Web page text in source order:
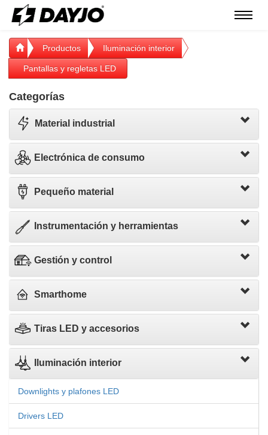
Menú
Productos Iluminación interior
Pantallas y regletas LED
Categorías
Material industrial
Electrónica de consumo
Pequeño material
Instrumentación y herramientas
Gestión y control
Smarthome
Tiras LED y accesorios
Iluminación interior
Downlights y plafones LED
Drivers LED